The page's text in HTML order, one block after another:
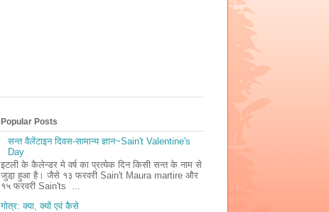
Popular Posts
सन्त वैलेंटाइन दिवस-सामान्य ज्ञान~Sain't Valentine's
Day
इटली के कैलेन्डर मे वर्ष का प्रत्येक दिन किसी सन्त के नाम से
जुडा़ हुआ है। जैसे १३ फरवरी Sain't Maura martire और
१५ फरवरी Sain'ts ...
गोत्र: क्या, क्यों एवं कैसे